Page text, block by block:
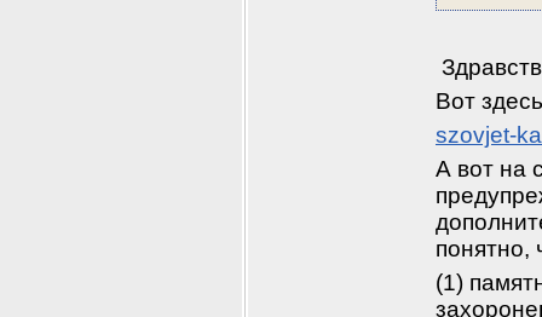
Вот
szovjet-
А вот на
понятно,
(1)